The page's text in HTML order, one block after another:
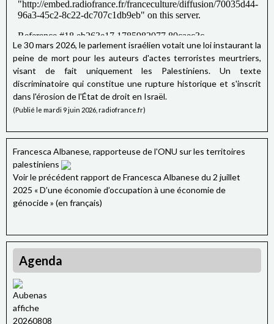
Le 30 mars 2026, le parlement israélien votait une loi instaurant la
peine de mort pour les auteurs d'actes terroristes meurtriers,
visant de fait uniquement les Palestiniens. Un texte
discriminatoire qui constitue une rupture historique et s'inscrit
dans l'érosion de l'État de droit en Israël.
(Publié le mardi 9 juin 2026, radiofrance.fr)
Francesca Albanese, rapporteuse de l'ONU sur les territoires
palestiniens
Voir le précédent rapport de Francesca Albanese du 2 juillet
2025 « D’une économie d’occupation à une économie de
génocide » (en français)
Agenda